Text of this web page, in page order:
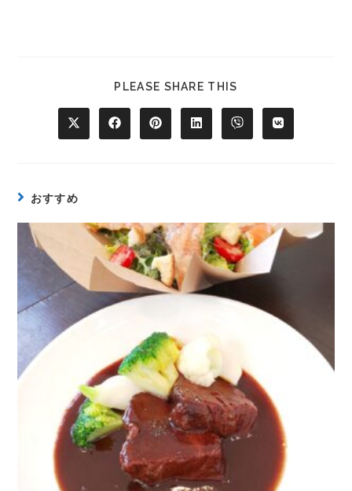
PLEASE SHARE THIS
おすすめ